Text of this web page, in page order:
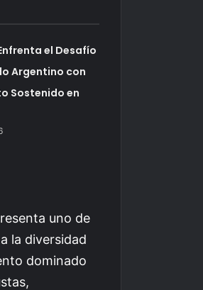
el Desafío
Argentino con
Sostenido en
uno de
la diversidad
dominado